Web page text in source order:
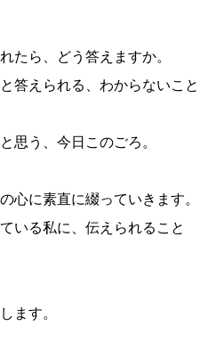
たら、どう答えますか。
答えられる、わからないこと
思う、今日このごろ。
心に素直に綴っていきます。
いる私に、伝えられること
ます。